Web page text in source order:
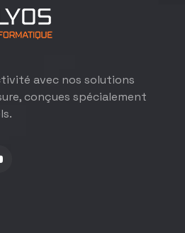
avec nos solutions
conçues spécialement